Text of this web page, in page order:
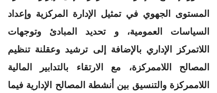
المستوى الجهوي في تمثيل الإدارة المركزية وإعداد
السياسات العمومية، و تحديد المبادئ وتوجهات
اللاتمركز الإداري بالإضافة إلى ترشيد وعقلنة تنظيم
المصالح اللاممركزة، مع الارتقاء بالتدابير المالية
اللاممركزة والتنسيق بين أنشطة المصالح الإدارية فيما